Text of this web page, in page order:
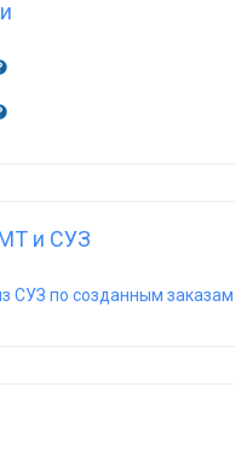
и СУЗ
СУЗ по созданным заказам